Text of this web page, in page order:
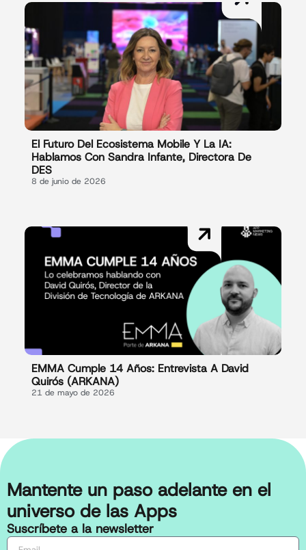
El Futuro Del Ecosistema Mobile Y La IA:
Hablamos Con Sandra Infante, Directora De
DES
8 de junio de 2026
EMMA Cumple 14 Años: Entrevista A David
Quirós (ARKANA)
21 de mayo de 2026
Mantente un paso adelante en el
universo de las Apps
Suscríbete a la newsletter